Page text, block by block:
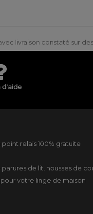
livraison constaté sur
d'aide
relais 100% gratuite
parures de lit housses de
pour votre linge de maison